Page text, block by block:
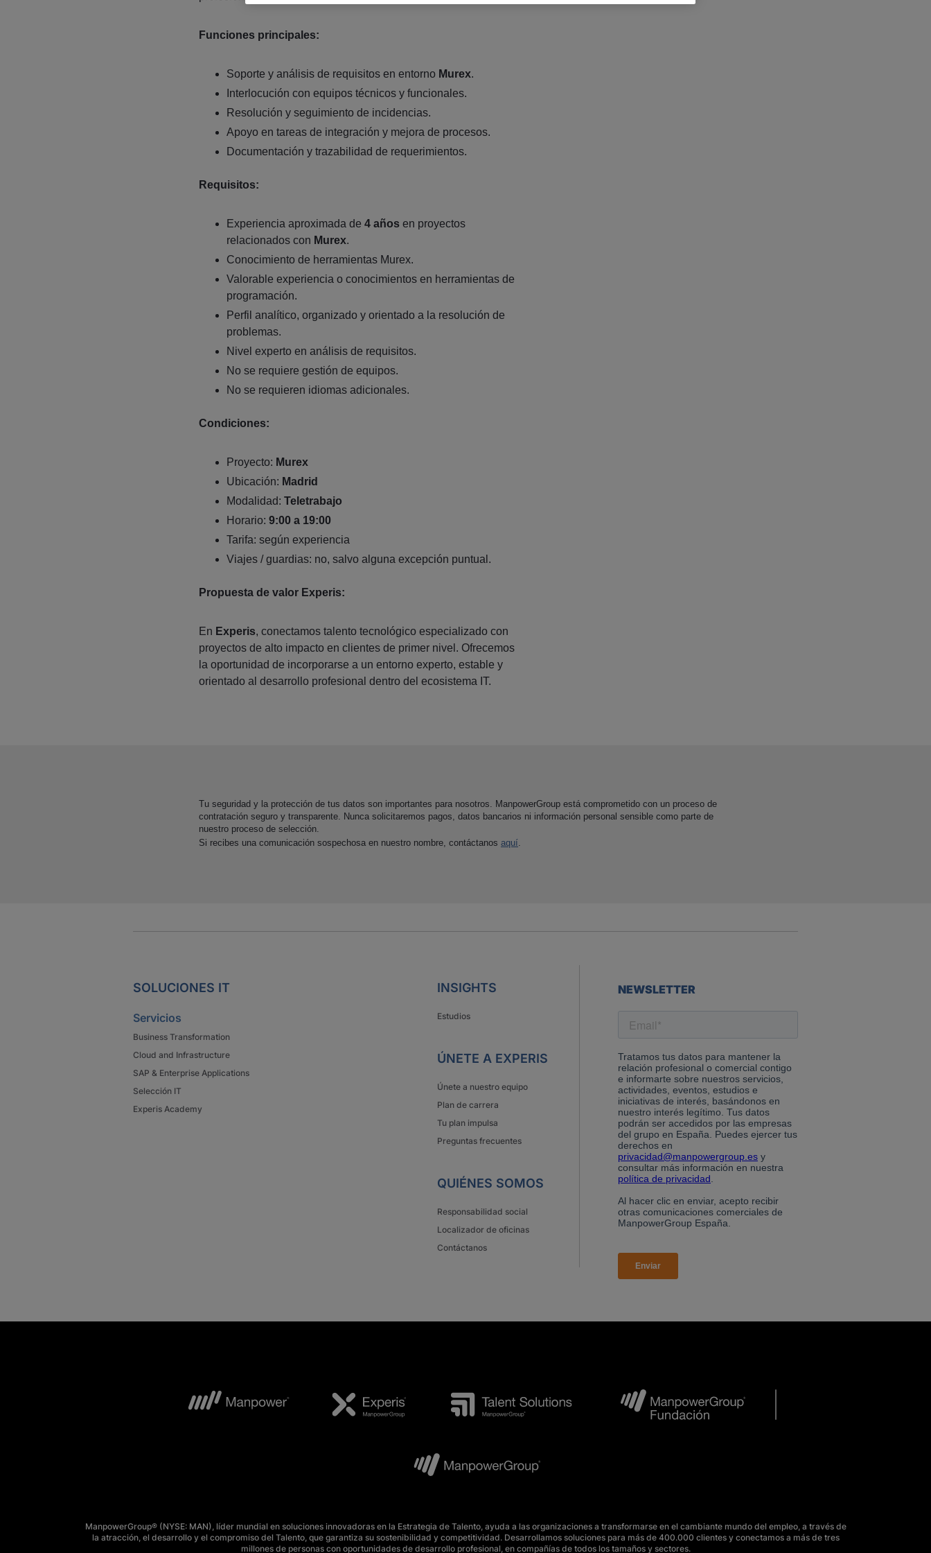
Funciones principales:
Soporte y análisis de requisitos en entorno Murex.
Interlocución con equipos técnicos y funcionales.
Resolución y seguimiento de incidencias.
Apoyo en tareas de integración y mejora de procesos.
Documentación y trazabilidad de requerimientos.
Requisitos:
Experiencia aproximada de 4 añosen proyectos
relacionados con Murex.
Conocimiento de herramientas Murex.
Valorable experiencia o conocimientos en herramientas de
programación.
Perfil analítico, organizado y orientado a la resolución de
problemas.
Nivel experto en análisis de requisitos.
No se requiere gestión de equipos.
No se requieren idiomas adicionales.
Condiciones:
Proyecto: Murex
Ubicación: Madrid
Modalidad: Teletrabajo
Horario: 9:00 a 19:00
Tarifa: según experiencia
Viajes / guardias: no, salvo alguna excepción puntual.
Propuesta de valor Experis:
En Experis, conectamos talento tecnológico especializado con
proyectos de alto impacto en clientes de primer nivel. Ofrecemos
la oportunidad de incorporarse a un entorno experto, estable y
orientado al desarrollo profesional dentro del ecosistema IT.
Tu seguridad y la protección de tus datos son importantes para nosotros. ManpowerGroup está comprometido con un proceso de
contratación seguro y transparente. Nunca solicitaremos pagos, datos bancarios ni información personal sensible como parte de
nuestro proceso de selección.
Si recibes una comunicación sospechosa en nuestro nombre, contáctanos aquí.
SOLUCIONES IT
Servicios
Business Transformation
Cloud and Infrastructure
SAP & Enterprise Applications
Selección IT
Experis Academy
INSIGHTS
Estudios
ÚNETE A EXPERIS
Únete a nuestro equipo
Plan de carrera
Tu plan impulsa
Preguntas frecuentes
QUIÉNES SOMOS
Responsabilidad social
Localizador de oficinas
Contáctanos
NEWSLETTER
ManpowerGroup® (NYSE: MAN), líder mundial en soluciones innovadoras en la Estrategia de Talento, ayuda a las organizaciones a transformarse en el cambiante mundo del empleo, a través de
la atracción, el desarrollo y el compromiso del Talento, que garantiza su sostenibilidad y competitividad. Desarrollamos soluciones para más de 400.000 clientes y conectamos a más de tres
millones de personas con oportunidades de desarrollo profesional, en compañías de todos los tamaños y sectores.